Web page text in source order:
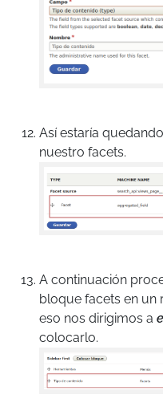
Así estaría
nuestro facets.
A continuación
bloque facets en un
eso nos dirigimos a
colocarlo.